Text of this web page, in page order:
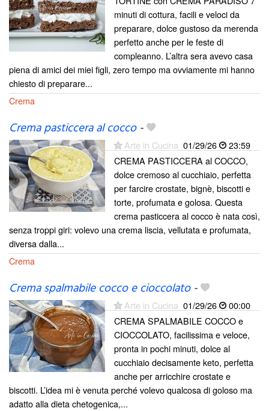
minuti di cottura, facili e veloci da
preparare, dolce gustoso da merenda
perfetto anche per le feste di
compleanno. L’altra sera avevo casa
piena di amici dei miei figli, zero tempo ma ovviamente mi hanno
chiesto di preparare...
Crema
Crema pasticcera al cocco-
Arte in Cucina 01/29/26
23:59
CREMA PASTICCERA al COCCO,
dolce cremoso al cucchiaio, perfetta
per farcire crostate, bignè, biscotti e
torte, profumata e golosa. Questa
crema pasticcera al cocco è nata così,
senza troppi giri: volevo una crema liscia, vellutata e profumata,
diversa dalla...
Crema
Crema spalmabile cocco e cioccolato-
Arte in Cucina 01/29/26
00:00
CREMA SPALMABILE COCCO e
CIOCCOLATO, facilissima e veloce,
pronta in pochi minuti, dolce al
cucchiaio decisamente keto, perfetta
anche per arricchire crostate e
biscotti. L’idea mi è venuta perché volevo qualcosa di goloso ma
adatto alla dieta chetogenica,...